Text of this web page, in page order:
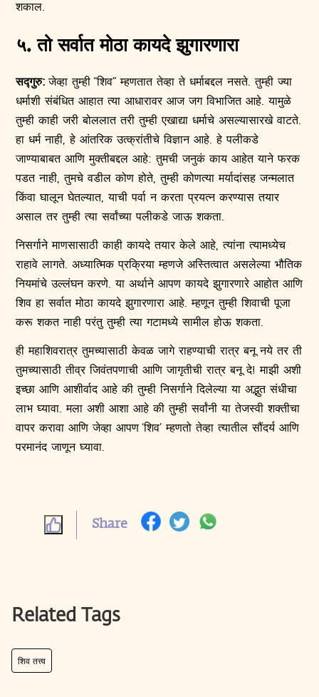
शकाल.
५. तो सर्वात मोठा कायदे झुगारणारा
सद्गुरु:जेव्हा तुम्ही “शिव” म्हणतात तेव्हा ते धर्माबद्दल नसते. तुम्ही ज्या
धर्माशी संबंधित आहात त्या आधारावर आज जग विभाजित आहे. यामुळे
तुम्ही काही जरी बोललात तरी तुम्ही एखाद्या धर्माचे असल्यासारखे वाटते.
हा धर्म नाही, हे आंतरिक उत्क्रांतीचे विज्ञान आहे. हे पलीकडे
जाण्याबाबत आणि मुक्तीबद्दल आहे: तुमची जनुकं काय आहेत याने फरक
पडत नाही, तुमचे वडील कोण होते, तुम्ही कोणत्या मर्यादांसह जन्मलात
किंवा घालून घेतल्यात, याची पर्वा न करता प्रयत्न करण्यास तयार
असाल तर तुम्ही त्या सर्वांच्या पलीकडे जाऊ शकता.
निसर्गाने माणसासाठी काही कायदे तयार केले आहे, त्यांना त्यामध्येच
राहावे लागते. अध्यात्मिक प्रक्रिया म्हणजे अस्तित्वात असलेल्या भौतिक
नियमांचे उल्लंघन करणे. या अर्थाने आपण कायदे झुगारणारे आहोत आणि
शिव हा सर्वात मोठा कायदे झुगारणारा आहे. म्हणून तुम्ही शिवाची पूजा
करू शकत नाही परंतु तुम्ही त्या गटामध्ये सामील होऊ शकता.
ही महाशिवरात्र तुमच्यासाठी केवळ जागे राहण्याची रात्र बनू नये तर ती
तुमच्यासाठी तीव्र जिवंतपणाची आणि जागृतीची रात्र बनू दे! माझी अशी
इच्छा आणि आशीर्वाद आहे की तुम्ही निसर्गाने दिलेल्या या अद्भुत संधीचा
लाभ घ्यावा. मला अशी आशा आहे की तुम्ही सर्वांनी या तेजस्वी शक्‍तीचा
वापर करावा आणि जेव्हा आपण ‘शिव’ म्हणतो तेव्हा त्यातील सौंदर्य आणि
परमानंद जाणून घ्यावा.
Share
Related Tags
शिव तत्त्व